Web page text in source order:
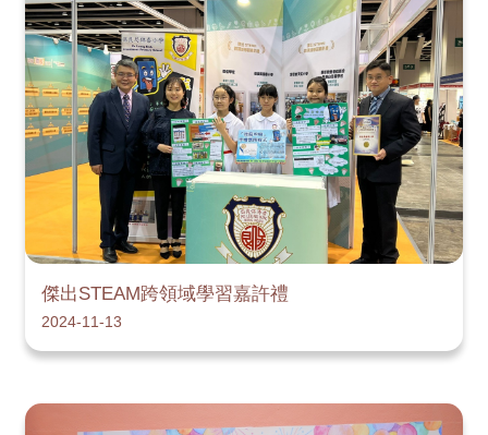
傑出STEAM跨領域學習嘉許禮
2024-11-13